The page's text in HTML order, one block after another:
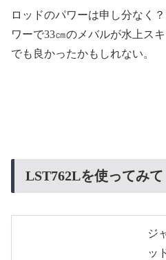
ロッドのパワーは申し分なく
ワーで33㎝のメバルが水上ス
でも良かったかもしれない。
LST762Lを使ってみて
ジ
ッ